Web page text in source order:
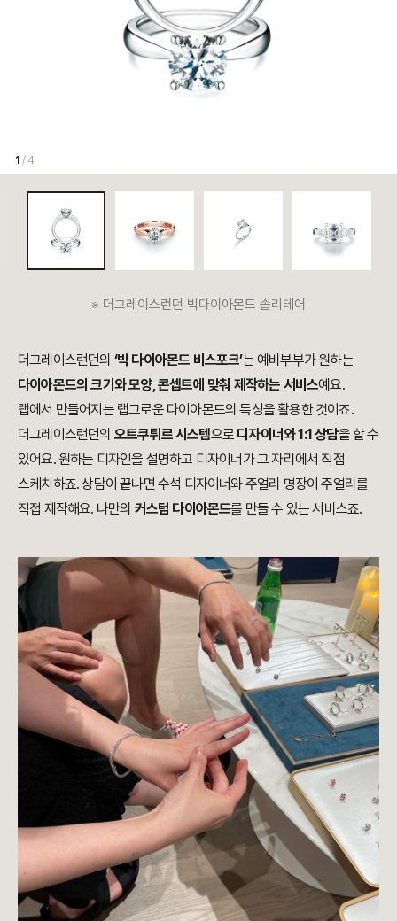
1 / 4
※ 더그레이스런던 빅다이아몬드 솔리테어
더그레이스런던의 ‘빅 다이아몬드 비스포크’는 예비부부가 원하는
다이아몬드의 크기와 모양, 콘셉트에 맞춰 제작하는 서비스예요.
랩에서 만들어지는 랩그로운 다이아몬드의 특성을 활용한 것이죠.
더그레이스런던의 오트쿠튀르 시스템으로 디자이너와 1:1 상담을 할 수
있어요. 원하는 디자인을 설명하고 디자이너가 그 자리에서 직접
스케치하죠. 상담이 끝나면 수석 디자이너와 주얼리 명장이 주얼리를
직접 제작해요. 나만의 커스텀 다이아몬드를 만들 수 있는 서비스죠.